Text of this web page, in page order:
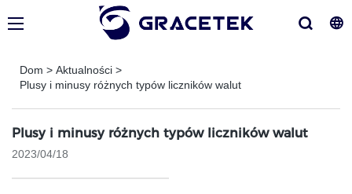
Dom > Aktualności >
Plusy i minusy różnych typów liczników walut
Plusy i minusy różnych typów liczników walut
2023/04/18